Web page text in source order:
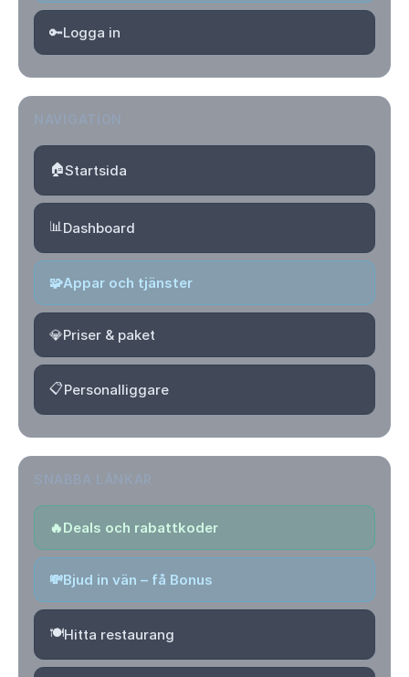
🔑Logga in
🏠Startsida
📊Dashboard
🧩Appar och tjänster
💎Priser & paket
📋Personalliggare
🔥Deals och rabattkoder
💸Bjud in vän – få Bonus
🍽️Hitta restaurang